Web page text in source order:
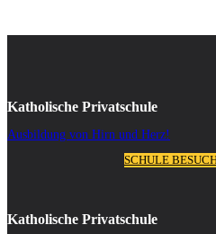
Katholische Privatschule
Ausbildung von Hirn und Herz!
SCHULE
Katholische Privatschule